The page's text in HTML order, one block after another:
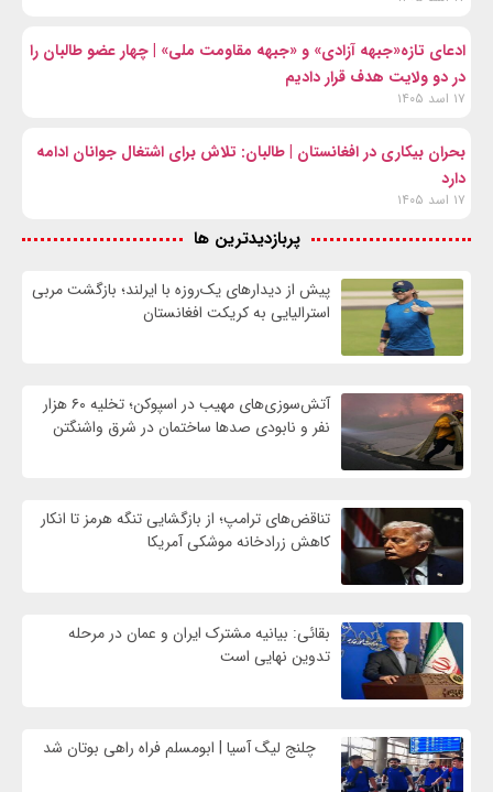
ادعای تازه«جبهه آزادی» و «جبهه مقاومت ملی» | چهار عضو طالبان را
در دو ولایت هدف قرار دادیم
۱۷ اسد ۱۴۰۵
بحران بیکاری در افغانستان | طالبان: تلاش برای اشتغال جوانان ادامه
دارد
۱۷ اسد ۱۴۰۵
پربازدیدترین ها
پیش از دیدارهای یک‌روزه با ایرلند؛ بازگشت مربی
استرالیایی به کریکت افغانستان
آتش‌سوزی‌های مهیب در اسپوکن؛ تخلیه ۶۰ هزار
نفر و نابودی صدها ساختمان در شرق واشنگتن
تناقض‌های ترامپ؛ از بازگشایی تنگه هرمز تا انکار
کاهش زرادخانه موشکی آمریکا
بقائی: بیانیه مشترک ایران و عمان در مرحله
تدوین نهایی است
چلنج لیگ آسیا | ابومسلم فراه راهی بوتان شد